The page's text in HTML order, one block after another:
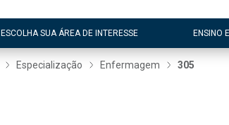
ESCOLHA SUA ÁREA DE INTERESSE ENSINO
Especialização Enfermagem 305